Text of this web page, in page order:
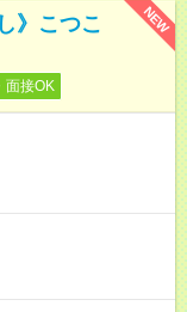
NEW
》こつこ
面接OK